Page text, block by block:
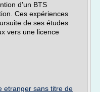
d'un BTS
Ces expériences
de ses études
vers une licence
etranger sans titre de